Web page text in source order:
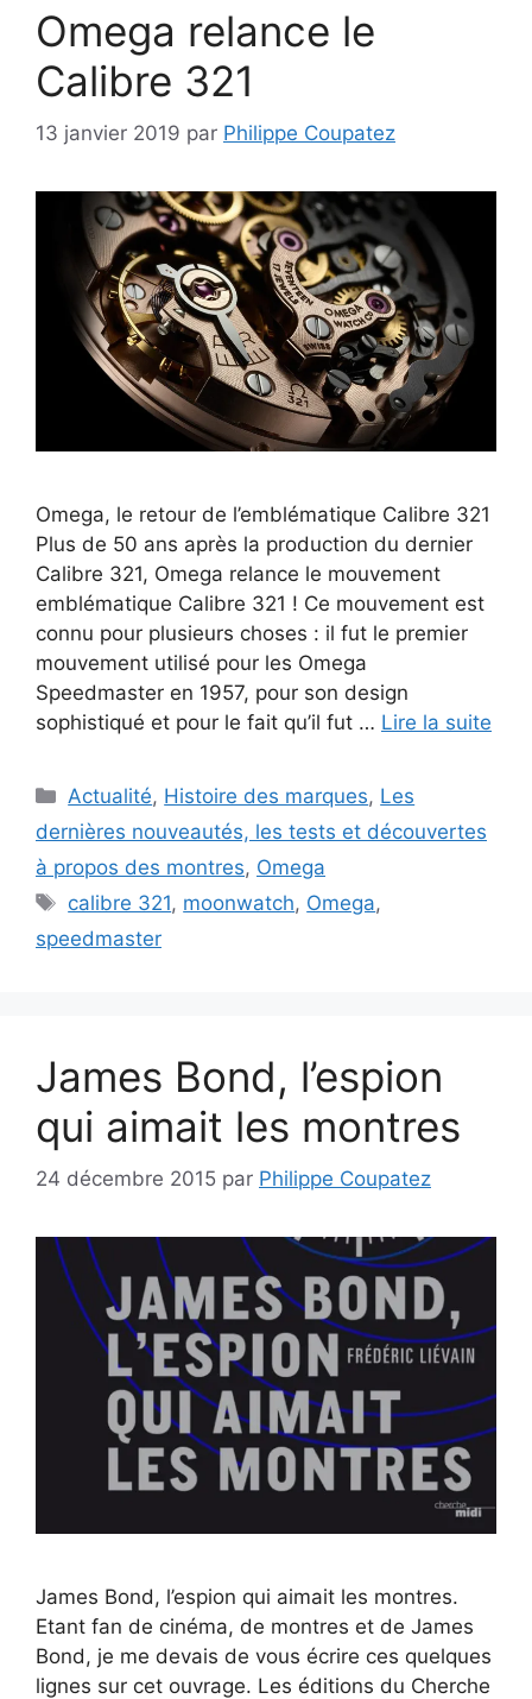
Omega relance le
Calibre 321
13 janvier 2019 par Philippe Coupatez
Omega, le retour de l’emblématique Calibre 321
Plus de 50 ans après la production du dernier
Calibre 321, Omega relance le mouvement
emblématique Calibre 321 ! Ce mouvement est
connu pour plusieurs choses : il fut le premier
mouvement utilisé pour les Omega
Speedmaster en 1957, pour son design
sophistiqué et pour le fait qu’il fut … Lire la suite
Catégories
Actualité, Histoire des marques, Les
dernières nouveautés, les tests et découvertes
à propos des montres, Omega
Étiquettes
calibre 321, moonwatch, Omega,
speedmaster
James Bond, l’espion
qui aimait les montres
24 décembre 2015 par Philippe Coupatez
James Bond, l’espion qui aimait les montres.
Etant fan de cinéma, de montres et de James
Bond, je me devais de vous écrire ces quelques
lignes sur cet ouvrage. Les éditions du Cherche